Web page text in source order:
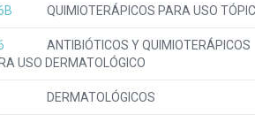
QUIMIOTERÁPICOS PARA USO
ANTIBIÓTICOS Y QUIMIOTERÁPICOS
USO DERMATOLÓGICO
DERMATOLÓGICOS